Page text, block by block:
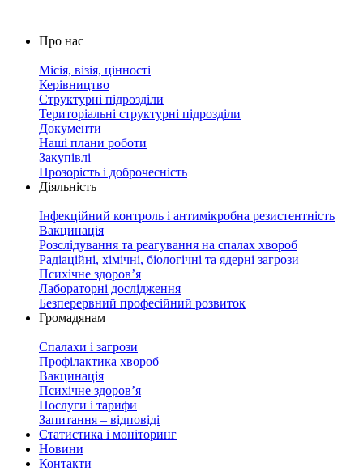
Про нас
Місія, візія, цінності
Керівництво
Структурні підрозділи
Територіальні структурні підрозділи
Документи
Наші плани роботи
Закупівлі
Прозорість і доброчесність
Діяльність
Інфекційний контроль і антимікробна резистентність
Вакцинація
Розслідування та реагування на спалах хвороб
Радіаційні, хімічні, біологічні та ядерні загрози
Психічне здоров’я
Лабораторні дослідження
Безперервний професійний розвиток
Громадянам
Спалахи і загрози
Профілактика хвороб
Вакцинація
Психічне здоров’я
Послуги і тарифи
Запитання – відповіді
Статистика і моніторинг
Новини
Контакти